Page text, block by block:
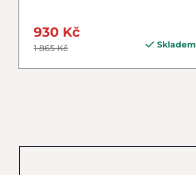
930 Kč
1 865 Kč Skladem